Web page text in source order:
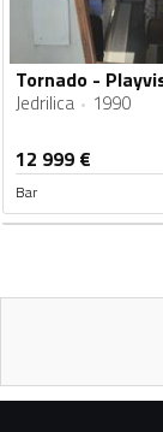
Tornado -
Jedrilica 1990
12 999 €
Bar